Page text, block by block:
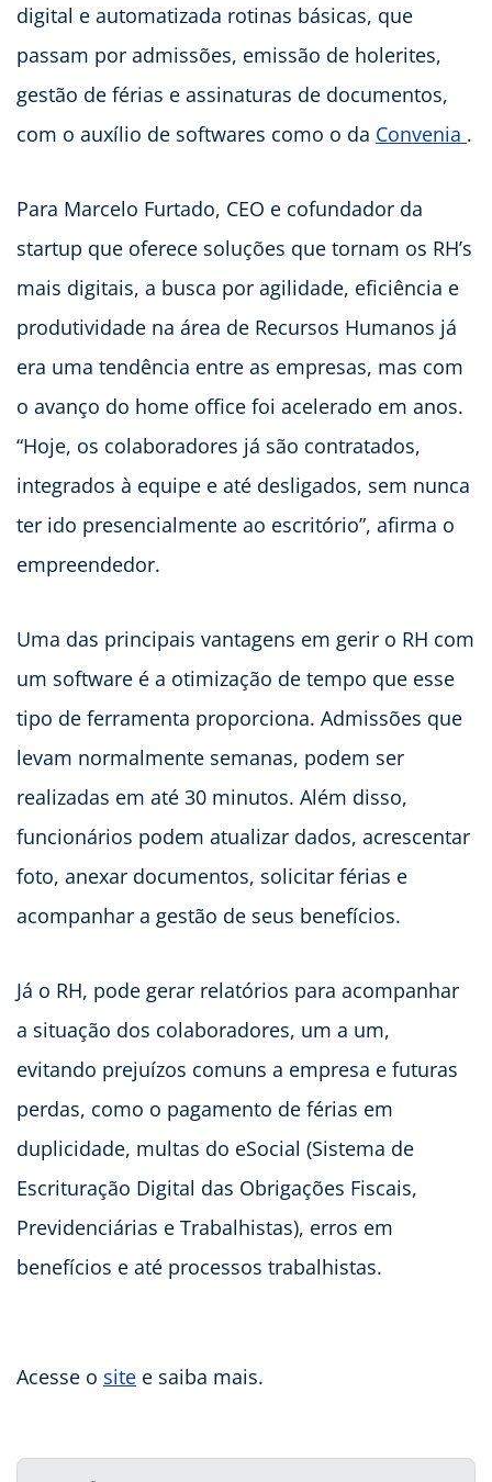
digital e automatizada rotinas básicas, que
passam por admissões, emissão de holerites,
gestão de férias e assinaturas de documentos,
com o auxílio de softwares como o da Convenia .
Para Marcelo Furtado, CEO e cofundador da
startup que oferece soluções que tornam os RH’s
mais digitais, a busca por agilidade, eficiência e
produtividade na área de Recursos Humanos já
era uma tendência entre as empresas, mas com
o avanço do home office foi acelerado em anos.
“Hoje, os colaboradores já são contratados,
integrados à equipe e até desligados, sem nunca
ter ido presencialmente ao escritório”, afirma o
empreendedor.
Uma das principais vantagens em gerir o RH com
um software é a otimização de tempo que esse
tipo de ferramenta proporciona. Admissões que
levam normalmente semanas, podem ser
realizadas em até 30 minutos. Além disso,
funcionários podem atualizar dados, acrescentar
foto, anexar documentos, solicitar férias e
acompanhar a gestão de seus benefícios.
Já o RH, pode gerar relatórios para acompanhar
a situação dos colaboradores, um a um,
evitando prejuízos comuns a empresa e futuras
perdas, como o pagamento de férias em
duplicidade, multas do eSocial (Sistema de
Escrituração Digital das Obrigações Fiscais,
Previdenciárias e Trabalhistas), erros em
benefícios e até processos trabalhistas.
Acesse o site e saiba mais.